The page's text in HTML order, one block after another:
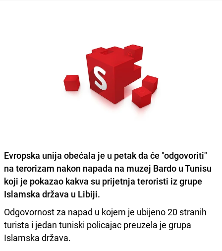
Evropska unija obećala je u petak da će "odgovoriti"
na terorizam nakon napada na muzej Bardo u Tunisu
koji je pokazao kakva su prijetnja teroristi iz grupe
Islamska država u Libiji.
Odgovornost za napad u kojem je ubijeno 20 stranih
turista i jedan tuniski policajac preuzela je grupa
Islamska država.